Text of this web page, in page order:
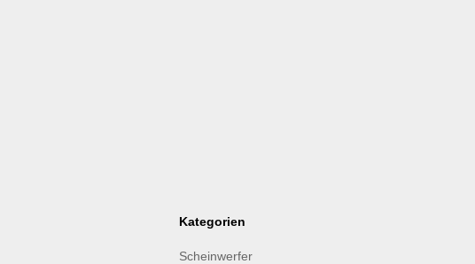
Kategorien
Scheinwerfer